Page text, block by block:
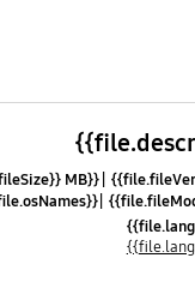
{{file.fileSize}} MB
{{file.osNames}}